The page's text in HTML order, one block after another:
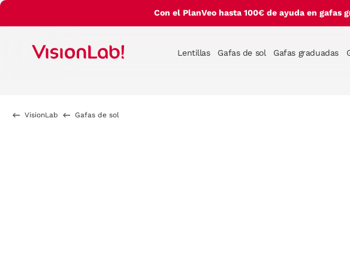
Con el PlanVeo hasta 100€ de ayuda en gafas
Lentillas Gafas de sol Gafas graduadas
VisionLab Gafas de sol